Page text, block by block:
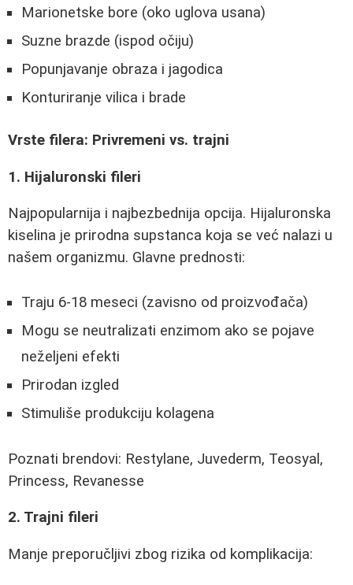
Marionetske bore (oko uglova usana)
Suzne brazde (ispod očiju)
Popunjavanje obraza i jagodica
Konturiranje vilica i brade
Vrste filera: Privremeni vs. trajni
1. Hijaluronski fileri
Najpopularnija i najbezbednija opcija. Hijaluronska
kiselina je prirodna supstanca koja se već nalazi u
našem organizmu. Glavne prednosti:
Traju 6-18 meseci (zavisno od proizvođača)
Mogu se neutralizati enzimom ako se pojave
neželjeni efekti
Prirodan izgled
Stimuliše produkciju kolagena
Poznati brendovi: Restylane, Juvederm, Teosyal,
Princess, Revanesse
2. Trajni fileri
Manje preporučljivi zbog rizika od komplikacija: